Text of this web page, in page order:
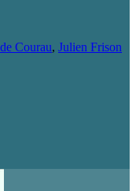
Courau, Julien Frison